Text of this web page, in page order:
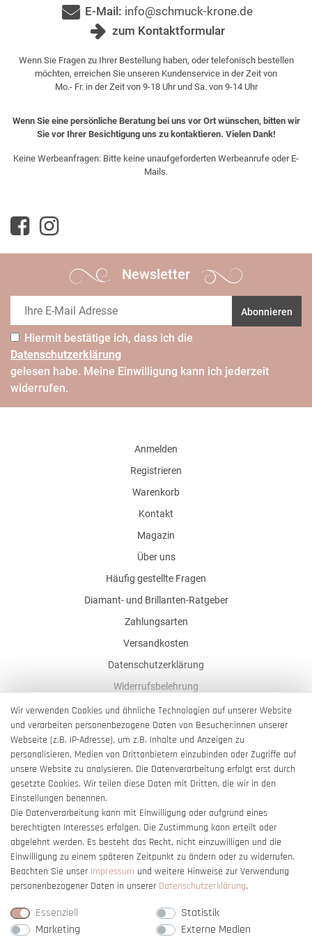
E-Mail: info@schmuck-krone.de
zum Kontaktformular
Wenn Sie Fragen zu Ihrer Bestellung haben, oder telefonisch bestellen
möchten, erreichen Sie unseren Kundenservice in der Zeit von
Mo.- Fr. in der Zeit von 9-18 Uhr und Sa. von 9-14 Uhr
Wenn Sie eine persönliche Beratung bei uns vor Ort wünschen, bitten wir
Sie vor Ihrer Besichtigung uns zu kontaktieren. Vielen Dank!
Keine Werbeanfragen: Bitte keine unaufgeforderten Werbeanrufe oder E-
Mails.
Newsletter
Abonnieren
Hiermit bestätige ich, dass ich die
Daten­schutz­erklärung
gelesen habe. Meine Einwilligung kann ich jederzeit
widerrufen.
Anmelden
Registrieren
Warenkorb
Kontakt
Magazin
Über uns
Häufig gestellte Fragen
Diamant- und Brillanten-Ratgeber
Zahlungsarten
Versandkosten
Datenschutzerklärung
Widerrufsbelehrung
AGB
Impressum
Barrierefreiheitserklärung
Vertrag widerrufen
Wir verwenden Cookies und ähnliche Technologien auf unserer Website
und verarbeiten personenbezogene Daten von Besucher:innen unserer
Webseite (z.B. IP-Adresse), um z.B. Inhalte und Anzeigen zu
personalisieren, Medien von Drittanbietern einzubinden oder Zugriffe auf
unsere Website zu analysieren. Die Datenverarbeitung erfolgt erst durch
gesetzte Cookies. Wir teilen diese Daten mit Dritten, die wir in den
Einstellungen benennen.
Die Datenverarbeitung kann mit Einwilligung oder aufgrund eines
berechtigten Interesses erfolgen. Die Zustimmung kann erteilt oder
abgelehnt werden. Es besteht das Recht, nicht einzuwilligen und die
Einwilligung zu einem späteren Zeitpunkt zu ändern oder zu widerrufen.
Beachten Sie unser Impressum und weitere Hinweise zur Verwendung
personenbezogener Daten in unserer Daten­schutz­erklärung.
Essenziell
Statistik
Marketing
Externe Medien